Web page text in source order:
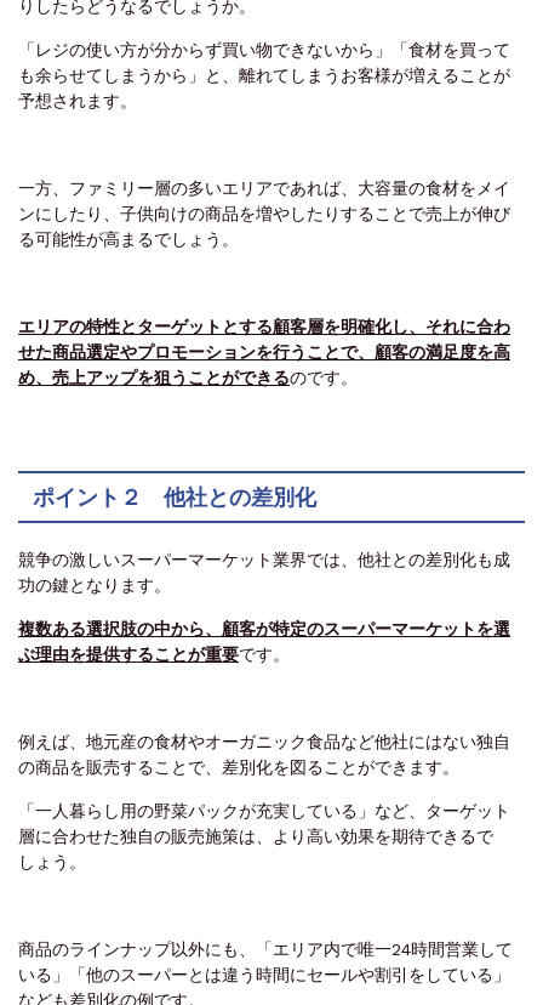
りしたらどうなるでしょうか。
「レジの使い方が分からず買い物できないから」「食材を買って
も余らせてしまうから」と、離れてしまうお客様が増えることが
予想されます。
一方、ファミリー層の多いエリアであれば、大容量の食材をメイ
ンにしたり、子供向けの商品を増やしたりすることで売上が伸び
る可能性が高まるでしょう。
エリアの特性とターゲットとする顧客層を明確化し、それに合わ
せた商品選定やプロモーションを行うことで、顧客の満足度を高
め、売上アップを狙うことができるのです。
ポイント２ 他社との差別化
競争の激しいスーパーマーケット業界では、他社との差別化も成
功の鍵となります。
複数ある選択肢の中から、顧客が特定のスーパーマーケットを選
ぶ理由を提供することが重要です。
例えば、地元産の食材やオーガニック食品など他社にはない独自
の商品を販売することで、差別化を図ることができます。
「一人暮らし用の野菜パックが充実している」など、ターゲット
層に合わせた独自の販売施策は、より高い効果を期待できるで
しょう。
商品のラインナップ以外にも、「エリア内で唯一24時間営業して
いる」「他のスーパーとは違う時間にセールや割引をしている」
なども差別化の例です。